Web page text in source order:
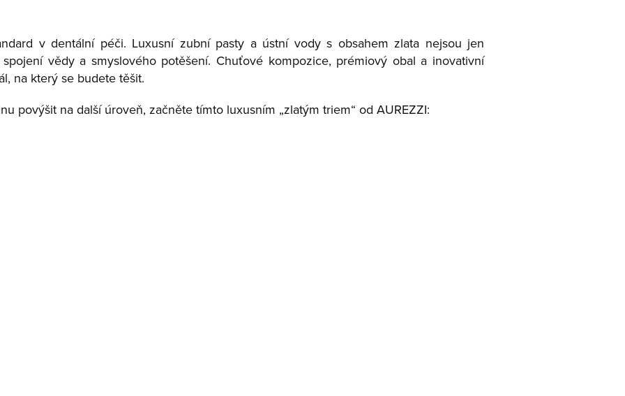
v dentální péči. Luxusní zubní pasty a ústní vody s obsahem zlata nejsou jen
vědy a smyslového potěšení. Chuťové kompozice, prémiový obal a inovativní
na který se budete těšit.
povýšit na další úroveň, začněte tímto luxusním „zlatým triem“ od AUREZZI: